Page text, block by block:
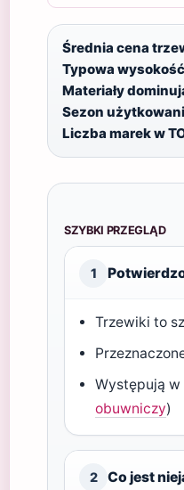
Średnia cena
Typowa
Materiały
Sezon
Liczba marek w
SZYBKI PRZEGLĄD
1
Trzewiki to
Występują
obuwniczy)
2 Co jest